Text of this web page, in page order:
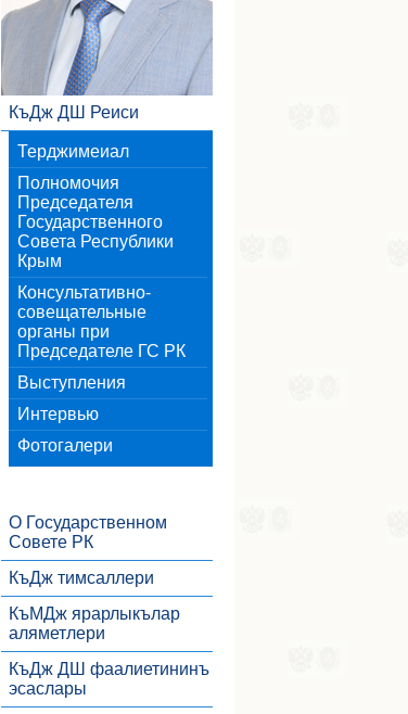
КъДж ДШ Реиси
Терджимеиал
Полномочия
Председателя
Государственного
Совета Республики
Крым
Консультативно-
совещательные
органы при
Председателе ГС РК
Выступления
Интервью
Фотогалери
О Государственном
Совете РК
КъДж тимсаллери
КъМДж ярарлыкълар
аляметлери
КъДж ДШ фаалиетининъ
эсаслары